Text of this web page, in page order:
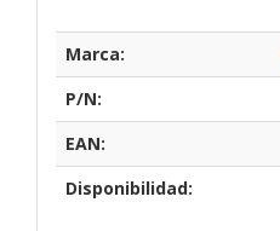
Marca:
P/N:
EAN:
Disponibilidad: